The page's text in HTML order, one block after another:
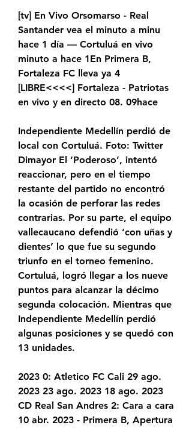
[tv] En Vivo Orsomarso - Real
Santander vea el minuto a minu
hace 1 día — Cortuluá en vivo
minuto a hace 1En Primera B,
Fortaleza FC lleva ya 4
[LIBRE<<<<] Fortaleza - Patriotas
en vivo y en directo 08. 09hace
Independiente Medellín perdió de
local con Cortuluá. Foto: Twitter
Dimayor El ‘Poderoso’, intentó
reaccionar, pero en el tiempo
restante del partido no encontró
la ocasión de perforar las redes
contrarias. Por su parte, el equipo
vallecaucano defendió ‘con uñas y
dientes’ lo que fue su segundo
triunfo en el torneo femenino.
Cortuluá, logró llegar a los nueve
puntos para alcanzar la décimo
segunda colocación. Mientras que
Independiente Medellín perdió
algunas posiciones y se quedó con
13 unidades.
2023 0: Atletico FC Cali 29 ago.
2023 23 ago. 2023 18 ago. 2023
CD Real San Andres 2: Cara a cara
10 abr. 2023 - Primera B, Apertura